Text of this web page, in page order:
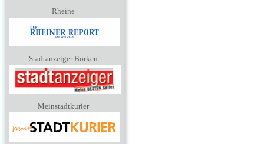
Rheine
Stadtanzeiger Borken
Meinstadtkurier